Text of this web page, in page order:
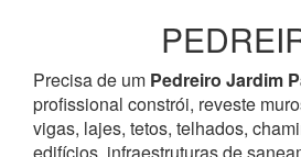
Precisa de um Pedreiro Jardim
profissional constrói, reveste
vigas, lajes, tetos, telhados,